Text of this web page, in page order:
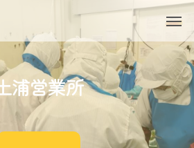
浦営業所